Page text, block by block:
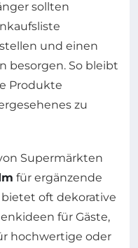
sollten
und einen
besorgen. So bleibt
Produkte
zu
Supermärkten
für ergänzende
bietet oft dekorative
für Gäste,
hochwertige oder